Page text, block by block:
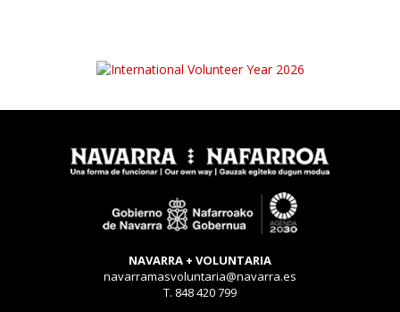
NAVARRA + VOLUNTARIA
navarramasvoluntaria@navarra.es
T. 848 420 799